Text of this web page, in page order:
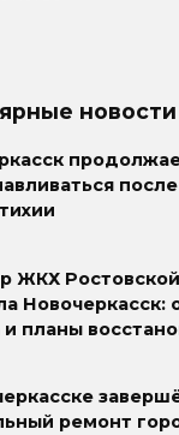
новости
ЖКХ
Новочеркасск:
планы
ремонт